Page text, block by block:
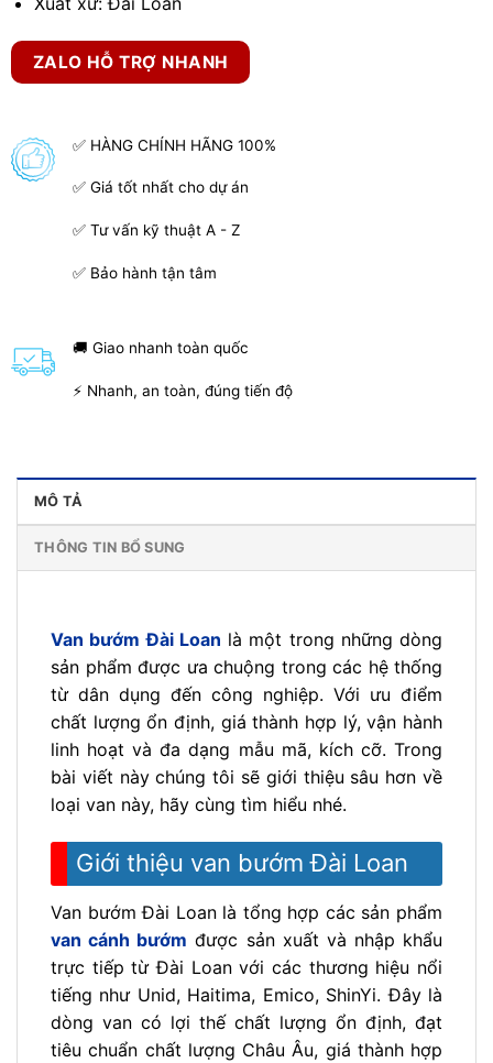
ZALO HỖ TRỢ NHANH
✅ HÀNG CHÍNH HÃNG 100%
✅ Giá tốt nhất cho dự án
✅ Tư vấn kỹ thuật A - Z
✅ Bảo hành tận tâm
🚚 Giao nhanh toàn quốc
⚡ Nhanh, an toàn, đúng tiến độ
MÔ TẢ
THÔNG TIN BỔ SUNG
Van bướm Đài Loan là một trong những dòng
sản phẩm được ưa chuộng trong các hệ thống
từ dân dụng đến công nghiệp. Với ưu điểm
chất lượng ổn định, giá thành hợp lý, vận hành
linh hoạt và đa dạng mẫu mã, kích cỡ. Trong
bài viết này chúng tôi sẽ giới thiệu sâu hơn về
loại van này, hãy cùng tìm hiểu nhé.
Giới thiệu van bướm Đài Loan
Van bướm Đài Loan là tổng hợp các sản phẩm
van cánh bướm được sản xuất và nhập khẩu
trực tiếp từ Đài Loan với các thương hiệu nổi
tiếng như Unid, Haitima, Emico, ShinYi. Đây là
dòng van có lợi thế chất lượng ổn định, đạt
tiêu chuẩn chất lượng Châu Âu, giá thành hợp